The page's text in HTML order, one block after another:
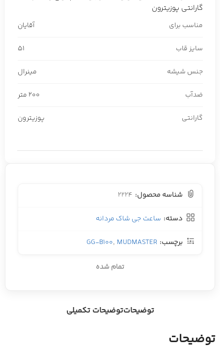
گارانتی پوزیترون
مناسب برای آقایان
سایز قاب 51
جنس شیشه مینرال
ضدآب 200 متر
گارانتی پوزیترون
شناسه محصول: 2224
دسته: ساعت جی شاک مردانه
برچسب: GG-B100, MUDMASTER
تمام شده
توضیحاتتوضیحات تکمیلی
توضیحات